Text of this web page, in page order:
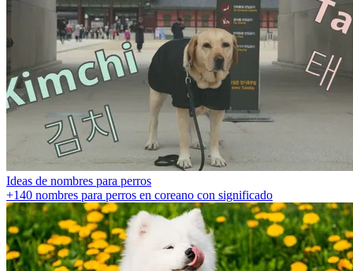
Ideas de nombres para perros
+140 nombres para perros en coreano con significado